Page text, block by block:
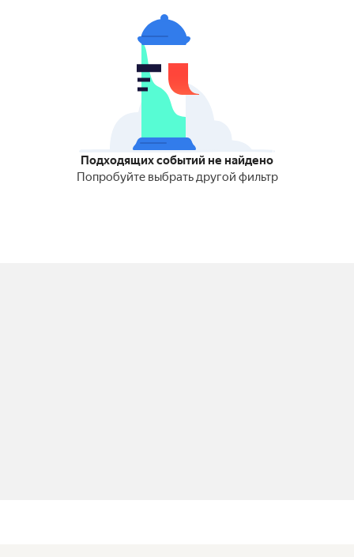
Подходящих событий не найдено
Попробуйте выбрать другой фильтр